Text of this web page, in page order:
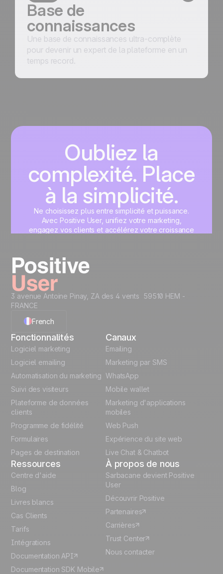
Base de
connaissances
Une base de connaissances ultra-complète
pour devenir un expert de la plateforme en un
temps record.
Oubliez la
complexité. Place
à la simplicité.
Ne choisissez plus entre simplicité et puissance.
Avec Positive User, unifiez votre marketing,
engagez vos clients et accélérez votre croissance
Commencez maintenant
3 avenue Antoine Pinay, ZA des 4 vents 59510 HEM -
FRANCE
French
English
German
Italian
Fonctionnalités
Logiciel marketing
Logiciel emailing
Automatisation du marketing
Suivi des visiteurs
Plateforme de données
clients
Programme de fidélité
Formulaires
Pages de destination
Canaux
Emailing
Marketing par SMS
WhatsApp
Mobile wallet
Marketing d'applications
mobiles
Web Push
Expérience du site web
Live Chat & Chatbot
Ressources
Centre d'aide
Blog
Livres blancs
Cas Clients
Tarifs
Intégrations
Documentation API
Documentation SDK Mobile
À propos de nous
Sarbacane devient Positive
User
Découvrir Positive
Partenaires
Carrières
Trust Center
Nous contacter